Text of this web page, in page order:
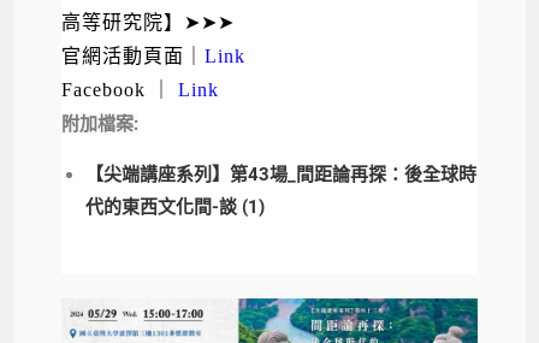
高等研究院】
➤➤➤
官網活動頁面
｜Link
Facebook
Link
附加檔案:
【尖端講座系列】第43場_間距論再探：後全球時
代的東西文化間-談 (1)